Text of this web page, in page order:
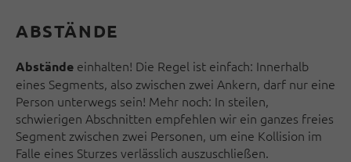
ABSTÄNDE
Abstände einhalten! Die Regel ist einfach: Inner­halb
eines Segments, also zwischen zwei Ankern, darf nur eine
Person unterwegs sein! Mehr noch: In steilen,
schwierigen Abschnitten empfehlen wir ein ganzes freies
Segment zwischen zwei Personen, um eine Kollision im
Falle eines Sturzes verlässlich auszuschließen.